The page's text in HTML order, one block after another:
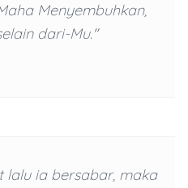
Menyembuhkan,
dari-Mu."
lalu ia bersabar, maka